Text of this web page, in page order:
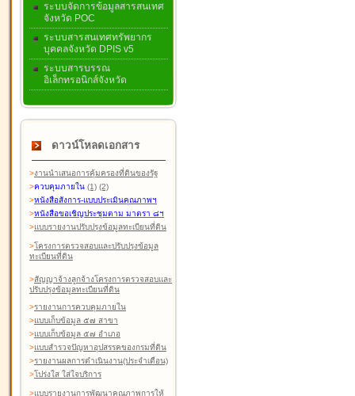
ระบบจัดการข้อมูลสารสนเทศ
จังหวัด POC
ระบบสารสนเทศทรัพยากร
บุคคลจังหวัด DPIS v5
ระบบสารบรรณ
อิเล็กทรอนิกส์จังหวัด
ดาวน์โหลดเอกสาร
>งานนำเสนอการคุ้มครองที่ดินของรัฐ
>ควบคุมภายใน (1) (2)
>หนังสือสังการ-แบบประเมินคุณภาพฯ
>หนังสือขอเชิญประชุมตาม มาตรา ๘ฯ
>แบบรายงานปรับปรุงข้อมูลทะเบียนที่ดิน
>โครงการตรวจสอบและปรับปรุงข้อมูล
ทะเบียนที่ดิน
>สัญญาจ้างลูกจ้างโครงการตรวจสอบและ
ปรับปรุงข้อมูลทะเบียนที่ดิน
>รายงานการควบคุมภายใน
>แบบเก็บข้อมูล ๕๗ สาขา
>แบบเก็บข้อมูล ๕๗ อำเภอ
>แบบสำรวจปัญหาอุปสรรคของกรมที่ดิน
>รายงานผลการดำเนินงาน(ประจำเดือน)
>โปร่งใส ใส่ใจบริการ
>แบบรายงานการพัฒนาคุณภาพการให้